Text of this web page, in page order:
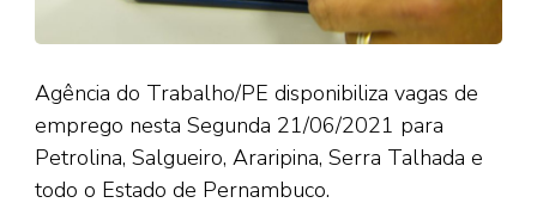
Agência do Trabalho/PE disponibiliza vagas de
emprego nesta Segunda 21/06/2021 para
Petrolina, Salgueiro, Araripina, Serra Talhada e
todo o Estado de Pernambuco.